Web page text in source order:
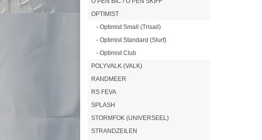
OPTIMIST
- Optimist Small (Trisail)
- Optimist Standard (Slurf)
- Optimist Club
POLYVALK (VALK)
RANDMEER
RS FEVA
SPLASH
STORMFOK (UNIVERSEEL)
STRANDZEILEN